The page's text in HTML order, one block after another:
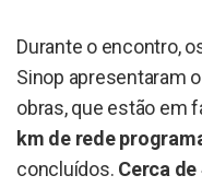
Durante o encontro,
Sinop apresentaram
obras, que estão em
km de rede
concluídos. Cerca